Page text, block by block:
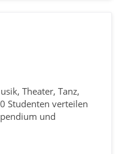
Theater, Tanz,
Studenten verteilen
und